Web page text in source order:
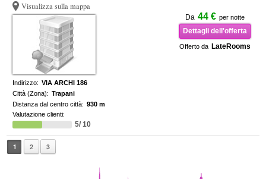
Visualizza sulla mappa
Da 44 € per notte
Dettagli dell'offerta
Offerto da LateRooms
Indirizzo: VIA ARCHI 186
Città (Zona): Trapani
Distanza dal centro città: 930 m
Valutazione clienti:
5/ 10
1 2 3